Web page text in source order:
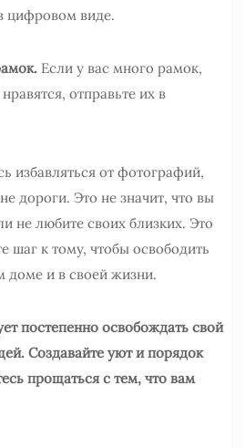
цифровом виде.
Если у вас много рамок,
отправьте их в
избавляться от фотографий,
дороги. Это не значит, что вы
не любите своих близких. Это
шаг к тому, чтобы освободить
доме и в своей жизни.
постепенно освобождать свой
Создавайте уют и порядок
прощаться с тем, что вам